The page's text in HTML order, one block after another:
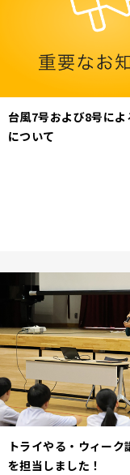
台風7号および8号に
について
トライやる・ウィーク
を担当しました！